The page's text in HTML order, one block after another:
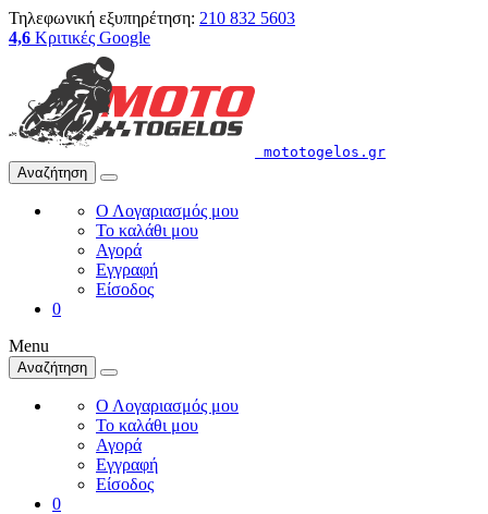
Τηλεφωνική εξυπηρέτηση: 210 832 5603
4,6 Κριτικές Google
mototogelos.gr
Αναζήτηση
Ο Λογαριασμός μου
Το καλάθι μου
Αγορά
Εγγραφή
Είσοδος
0
Menu
Αναζήτηση
Ο Λογαριασμός μου
Το καλάθι μου
Αγορά
Εγγραφή
Είσοδος
0